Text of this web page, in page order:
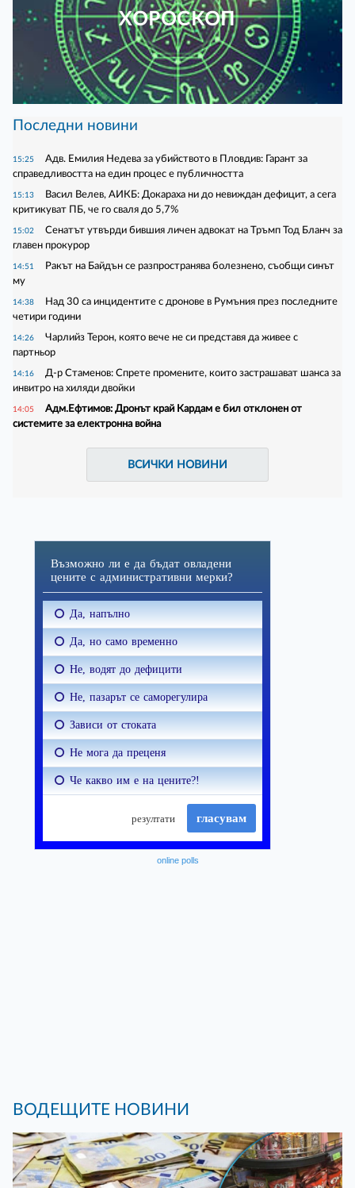
ХОРОСКОП
Последни новини
15:25
Адв. Емилия Недева за убийството в Пловдив: Гарант за
справедливостта на един процес е публичността
15:13
Васил Велев, АИКБ: Докараха ни до невиждан дефицит, а сега
критикуват ПБ, че го сваля до 5,7%
15:02
Сенатът утвърди бившия личен адвокат на Тръмп Тод Бланч за
главен прокурор
14:51
Ракът на Байдън се разпространява болезнено, съобщи синът
му
14:38
Над 30 са инцидентите с дронове в Румъния през последните
четири години
14:26
Чарлийз Терон, която вече не си представя да живее с
партньор
14:16
Д-р Стаменов: Спрете промените, които застрашават шанса за
инвитро на хиляди двойки
14:05
Адм.Ефтимов: Дронът край Кардам е бил отклонен от
системите за електронна война
ВСИЧКИ НОВИНИ
online polls
ВОДЕЩИТЕ НОВИНИ